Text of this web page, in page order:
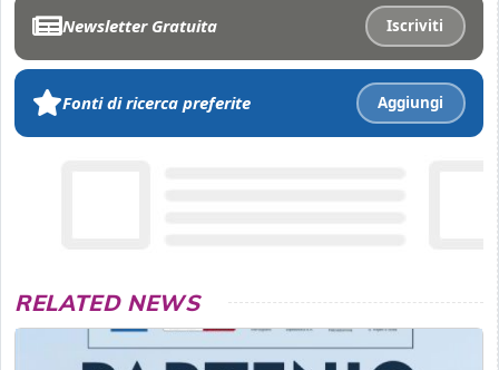
Newsletter Gratuita Iscriviti
Fonti di ricerca preferite Aggiungi
RELATED NEWS